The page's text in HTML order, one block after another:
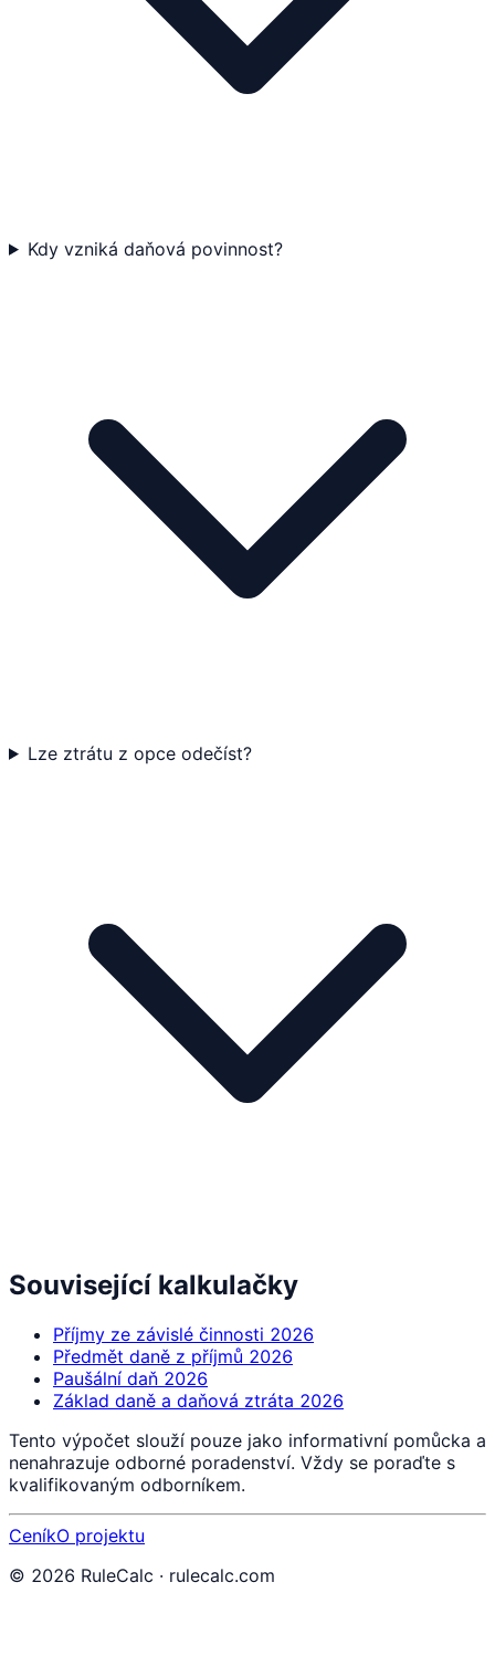
Kdy vzniká daňová povinnost?
Lze ztrátu z opce odečíst?
Související kalkulačky
Příjmy ze závislé činnosti 2026
Předmět daně z příjmů 2026
Paušální daň 2026
Základ daně a daňová ztráta 2026
Tento výpočet slouží pouze jako informativní pomůcka a
nenahrazuje odborné poradenství. Vždy se poraďte s
kvalifikovaným odborníkem.
CeníkO projektu
© 2026 RuleCalc · rulecalc.com